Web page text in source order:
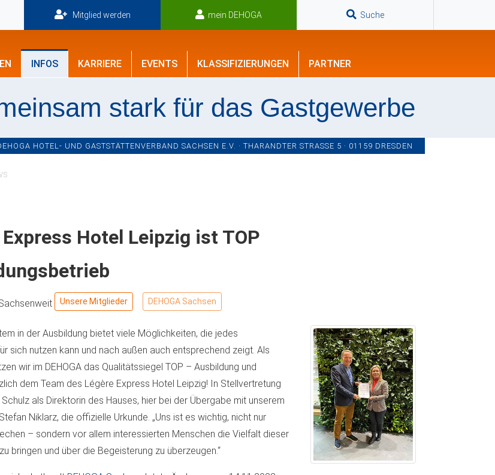
Mitglied werden mein DEHOGA Suche
INFOS KARRIERE EVENTS KLASSIFIZIERUNGEN PARTNER
stark für das Gastgewerbe
HOTEL- UND GASTSTÄTTENVERBAND SACHSEN E.V. · THARANDTER STRASSE 5 · 01159 DRESDEN
Hotel Leipzig ist TOP
Unsere Mitglieder DEHOGA Sachsen
in der Ausbildung bietet viele Möglichkeiten, die jedes
sich nutzen kann und nach außen auch entsprechend zeigt. Als
wir im DEHOGA das Qualitätssiegel TOP – Ausbildung und
dem Team des Légère Express Hotel Leipzig! In Stellvertretung
als Direktorin des Hauses, hier bei der Übergabe mit unserem
Niklarz, die offizielle Urkunde. „Uns ist es wichtig, nicht nur
– sondern vor allem interessierten Menschen die Vielfalt dieser
bringen und über die Begeisterung zu überzeugen.“